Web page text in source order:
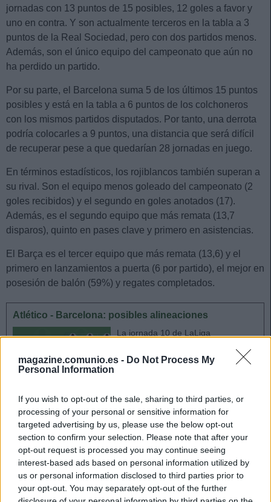
magazine.comunio.es - Do Not Process My
Personal Information
If you wish to opt-out of the sale, sharing to third parties, or
processing of your personal or sensitive information for
targeted advertising by us, please use the below opt-out
section to confirm your selection. Please note that after your
opt-out request is processed you may continue seeing
interest-based ads based on personal information utilized by
us or personal information disclosed to third parties prior to
your opt-out. You may separately opt-out of the further
jornadas con 13 puntos de 15 posibles, 12 goles a favor y
uno en contra. Y son actualmente terceros en la tabla a 3
puntos de la Real Sociedad, pero con dos partidos menos.
Además, son el único equipo del campeonato que aún no
ha perdido un partido.
Por su parte, el Barcelona suma 5 de los últimos 15 puntos
posibles y está en la tabla a 6 puntos de los colchoneros
con los mismos partidos disputados. Por tanto, una derrota
podría colocarles a 9 puntos, una distancia que será difícil
de recuperar pese a que quedarían 28 jornadas en juego.
En términos estadísticos, los rojiblancos también superan a
su rival. Son el equipo menos goleado del campeonato (2
goles recibidos) y el segundo en goles anotados (17).
Además, es el segundo equipo que más remata (13,7
disparos), quinto en pases clave y primero en asistencias.
El Barça es el tercer equipo que más remata (13,6) y el
primero en lanzamientos a puerta (6 por partido), el mejor en
posesión de balón (59%) y regates completados.
Atlético - Barcelona: posibles alineaciones
La jornada 10 de LaLiga
viernes 20 de noviembre. ¿Quién
nuestra alineaciones probables
puedes descubrir qué jugadores
de tu equipo pueden jugar y la
información necesaria para
preparar tu alineación.
Estadísticas Comunio